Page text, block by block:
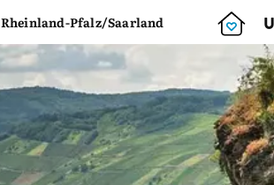
Rheinland-Pfalz/Saarland